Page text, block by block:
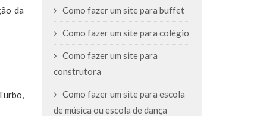
da
Como fazer um site para buffet
Como fazer um site para colégio
Como fazer um site para
construtora
Como fazer um site para escola
de música ou escola de dança